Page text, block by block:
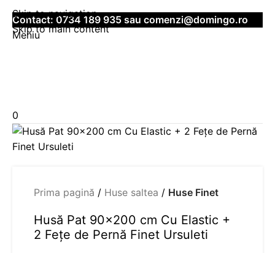
Skip to navigation
Skip to main content
Contact: 0734 189 935 sau comenzi@domingo.ro
Meniu
0
Prima pagină Huse saltea Huse Finet
Husă Pat 90×200 cm Cu Elastic +
2 Fețe de Pernă Finet Ursuleti